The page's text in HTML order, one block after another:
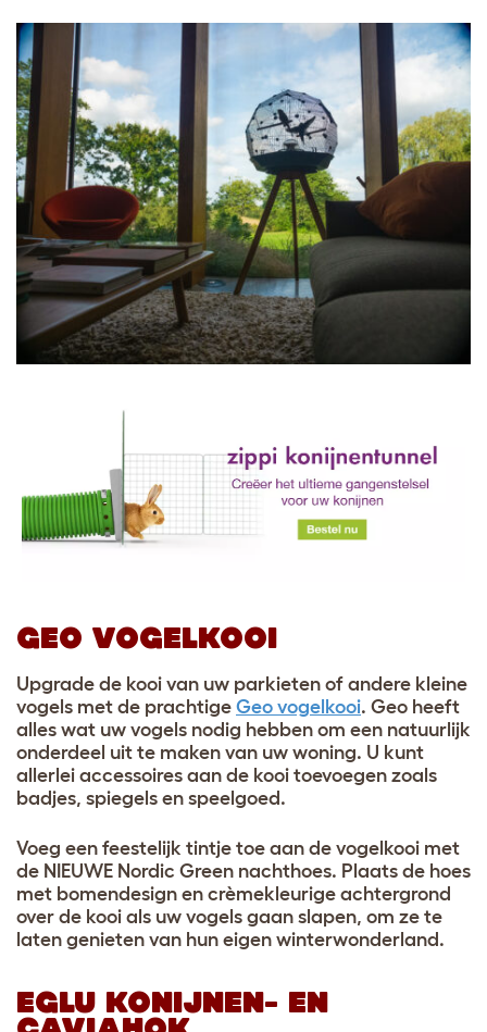
GEO VOGELKOOI
Upgrade de kooi van uw parkieten of andere kleine
vogels met de prachtige Geo vogelkooi. Geo heeft
alles wat uw vogels nodig hebben om een natuurlijk
onderdeel uit te maken van uw woning. U kunt
allerlei accessoires aan de kooi toevoegen zoals
badjes, spiegels en speelgoed.
Voeg een feestelijk tintje toe aan de vogelkooi met
de NIEUWE Nordic Green nachthoes. Plaats de hoes
met bomendesign en crèmekleurige achtergrond
over de kooi als uw vogels gaan slapen, om ze te
laten genieten van hun eigen winterwonderland.
EGLU KONIJNEN- EN